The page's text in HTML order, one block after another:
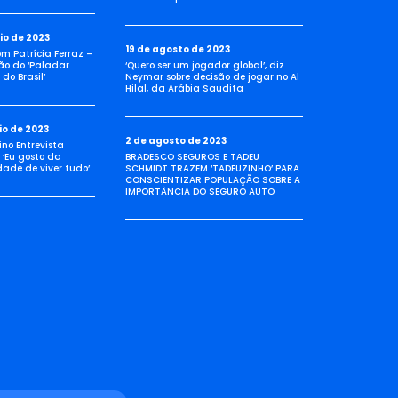
de 2023
Patrícia Ferraz –
do ‘Paladar
Brasil’
de 2023
Entrevista
gosto da
de viver tudo’
19 de agosto de 2023
‘Quero ser um jogador global’, diz
Neymar sobre decisão de jogar no Al
Hilal, da Arábia Saudita
2 de agosto de 2023
BRADESCO SEGUROS E TADEU
SCHMIDT TRAZEM ‘TADEUZINHO’ PARA
CONSCIENTIZAR POPULAÇÃO SOBRE A
IMPORTÂNCIA DO SEGURO AUTO